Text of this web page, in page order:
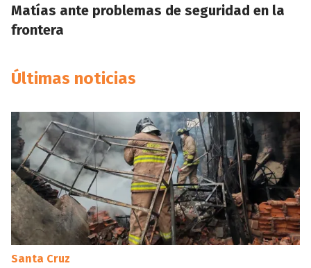
Matías ante problemas de seguridad en la
frontera
Últimas noticias
Santa Cruz